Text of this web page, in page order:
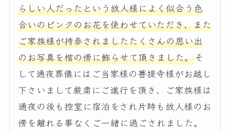
らしい人だったという故人様によく似合う色
合いのピンクのお花を使わせていただき、また
ご家族様が持参されましたたくさんの思い出
のお写真を棺の傍に飾らせて頂きました。そ
して通夜葬儀にはご当家様の菩提寺様がお越し
下さいまして厳粛にご進行を頂き、ご家族様は
通夜の後も控室に宿泊をされ片時も故人様のお
傍を離れる事なくご一緒に過ごされました。